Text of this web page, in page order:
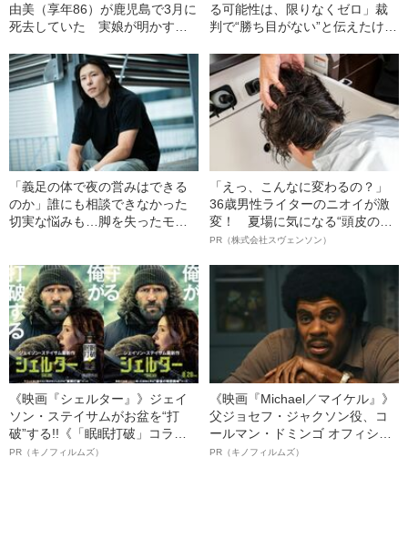
由美（享年86）が鹿児島で3月に
死去していた 実娘が明かす
る可能性は、限りなくゼロ」裁
判で“勝ち目がない”と伝えたけれ
幸三を説得できなかった「長男
の葛藤」
「義足の体で夜の営みはできる
のか」誰にも相談できなかった
切実な悩みも…脚を失ったモデ
「えっ、こんなに変わるの？」
36歳男性ライターのニオイが激
変！ 夏場に気になる“頭皮のニ
オイ”や“ベタつき”を解消す
ト”が生み出した徹底ケアとは
PR（株式会社スヴェンソン）
《映画『シェルター』》ジェイ
ソン・ステイサムがお盆を“打
破”する!!《「眠眠打破」コラ
ボ》
PR（キノフィルムズ）
《映画『Michael／マイケル』》
父ジョセフ・ジャクソン役、コ
ールマン・ドミンゴ オフィシャ
ルインタビュー“観客を魅了した
PR（キノフィルムズ）